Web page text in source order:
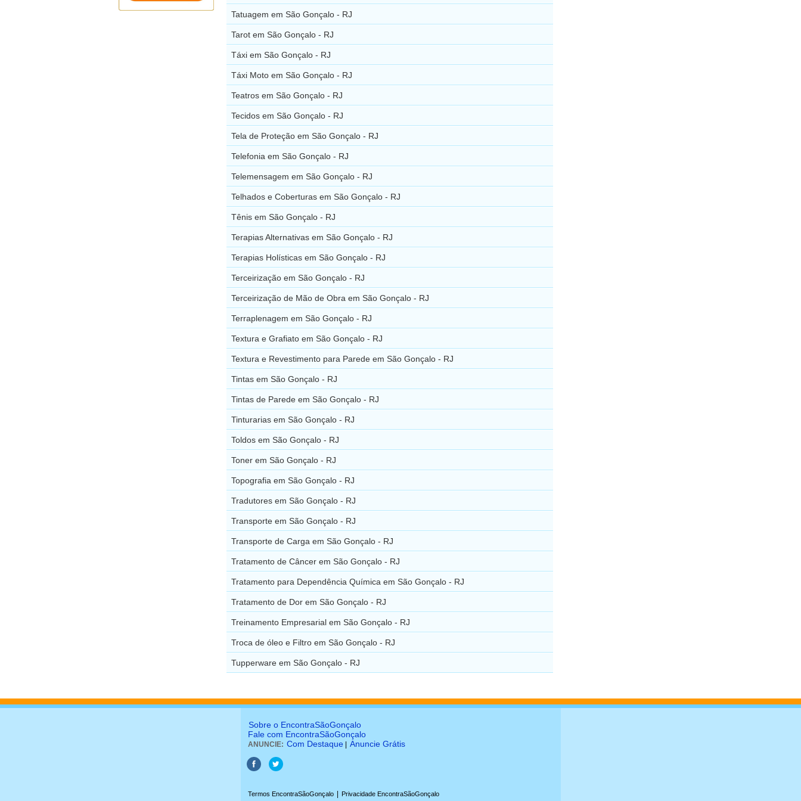
Tatuagem em São Gonçalo - RJ
Tarot em São Gonçalo - RJ
Táxi em São Gonçalo - RJ
Táxi Moto em São Gonçalo - RJ
Teatros em São Gonçalo - RJ
Tecidos em São Gonçalo - RJ
Tela de Proteção em São Gonçalo - RJ
Telefonia em São Gonçalo - RJ
Telemensagem em São Gonçalo - RJ
Telhados e Coberturas em São Gonçalo - RJ
Tênis em São Gonçalo - RJ
Terapias Alternativas em São Gonçalo - RJ
Terapias Holísticas em São Gonçalo - RJ
Terceirização em São Gonçalo - RJ
Terceirização de Mão de Obra em São Gonçalo - RJ
Terraplenagem em São Gonçalo - RJ
Textura e Grafiato em São Gonçalo - RJ
Textura e Revestimento para Parede em São Gonçalo - RJ
Tintas em São Gonçalo - RJ
Tintas de Parede em São Gonçalo - RJ
Tinturarias em São Gonçalo - RJ
Toldos em São Gonçalo - RJ
Toner em São Gonçalo - RJ
Topografia em São Gonçalo - RJ
Tradutores em São Gonçalo - RJ
Transporte em São Gonçalo - RJ
Transporte de Carga em São Gonçalo - RJ
Tratamento de Câncer em São Gonçalo - RJ
Tratamento para Dependência Química em São Gonçalo - RJ
Tratamento de Dor em São Gonçalo - RJ
Treinamento Empresarial em São Gonçalo - RJ
Troca de óleo e Filtro em São Gonçalo - RJ
Tupperware em São Gonçalo - RJ
Sobre o EncontraSãoGonçalo
Fale com EncontraSãoGonçalo
ANUNCIE: Com Destaque Anuncie Grátis
Termos EncontraSãoGonçalo Privacidade EncontraSãoGonçalo